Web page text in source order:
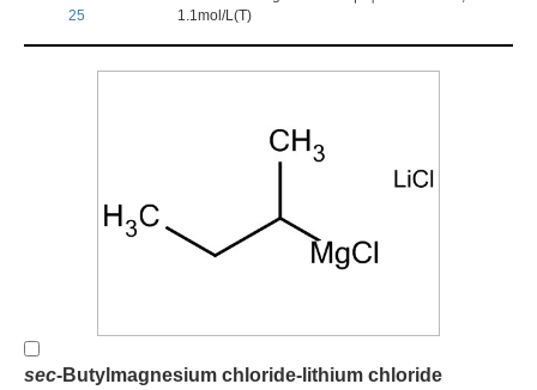
25
1.1mol/L(T)
sec-Butylmagnesium chloride-lithium chloride